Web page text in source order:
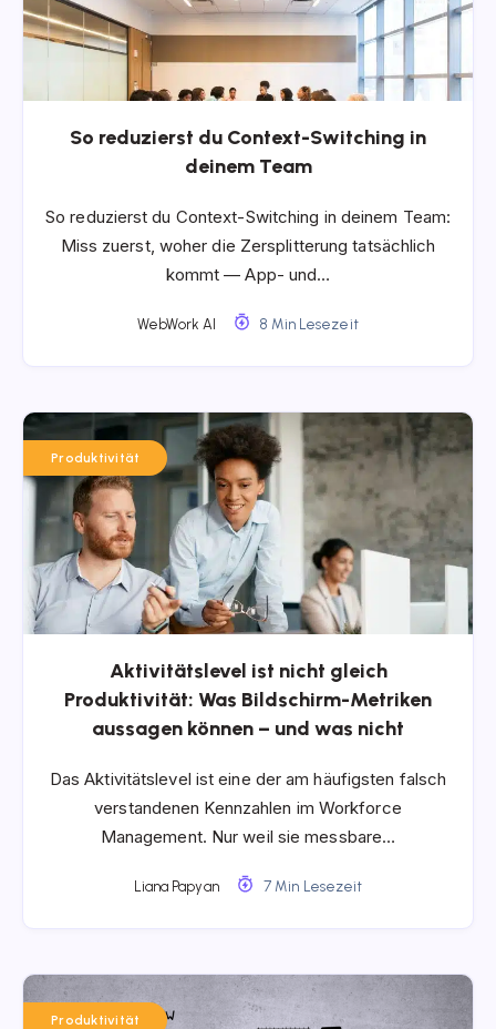
So reduzierst du Context-Switching in
deinem Team
So reduzierst du Context-Switching in deinem Team:
Miss zuerst, woher die Zersplitterung tatsächlich
kommt — App- und…
WebWork AI 8 Min Lesezeit
Produktivität
Aktivitätslevel ist nicht gleich
Produktivität: Was Bildschirm-Metriken
aussagen können – und was nicht
Das Aktivitätslevel ist eine der am häufigsten falsch
verstandenen Kennzahlen im Workforce
Management. Nur weil sie messbare…
Liana Papyan 7 Min Lesezeit
Produktivität